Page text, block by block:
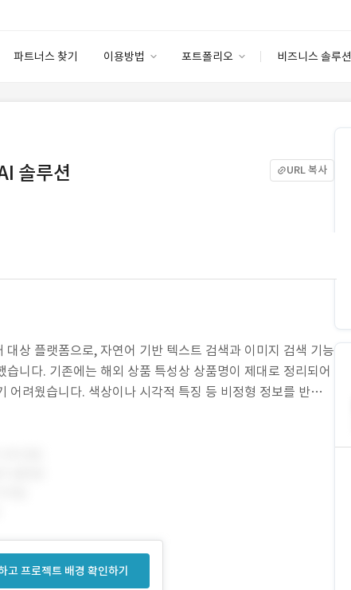
파트너스 찾기 이용방법 포트폴리오 비즈니스 솔루션
안심 코드 케어
스토어
솔루션 URL 복사
상 플랫폼으로, 자연어 기반 텍스트 검색과 이미지 검색 기능
니다. 기존에는 해외 상품 특성상 상품명이 제대로 정리되어
려웠습니다. 색상이나 시각적 특징 등 비정형 정보를 반영하
고 프로젝트 배경 확인하기